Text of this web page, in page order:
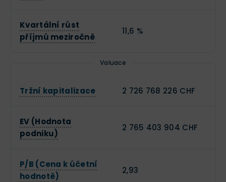
Kvartální růst
příjmů meziročně
11,6 %
Valuace
Tržní kapitalizace 2 726 768 226 CHF
EV (Hodnota
podniku)
2 765 403 904 CHF
P/B (Cena k účetní
hodnotě)
2,93